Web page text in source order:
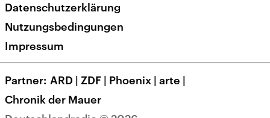
Veranstaltungen
Presse
Karriere
Transparenz
Datenschutzerklärung
Nutzungsbedingungen
Impressum
Partner ARD | ZDF | Phoenix | arte |
Chronik der Mauer